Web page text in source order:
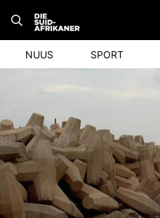
content
NUUS SPORT